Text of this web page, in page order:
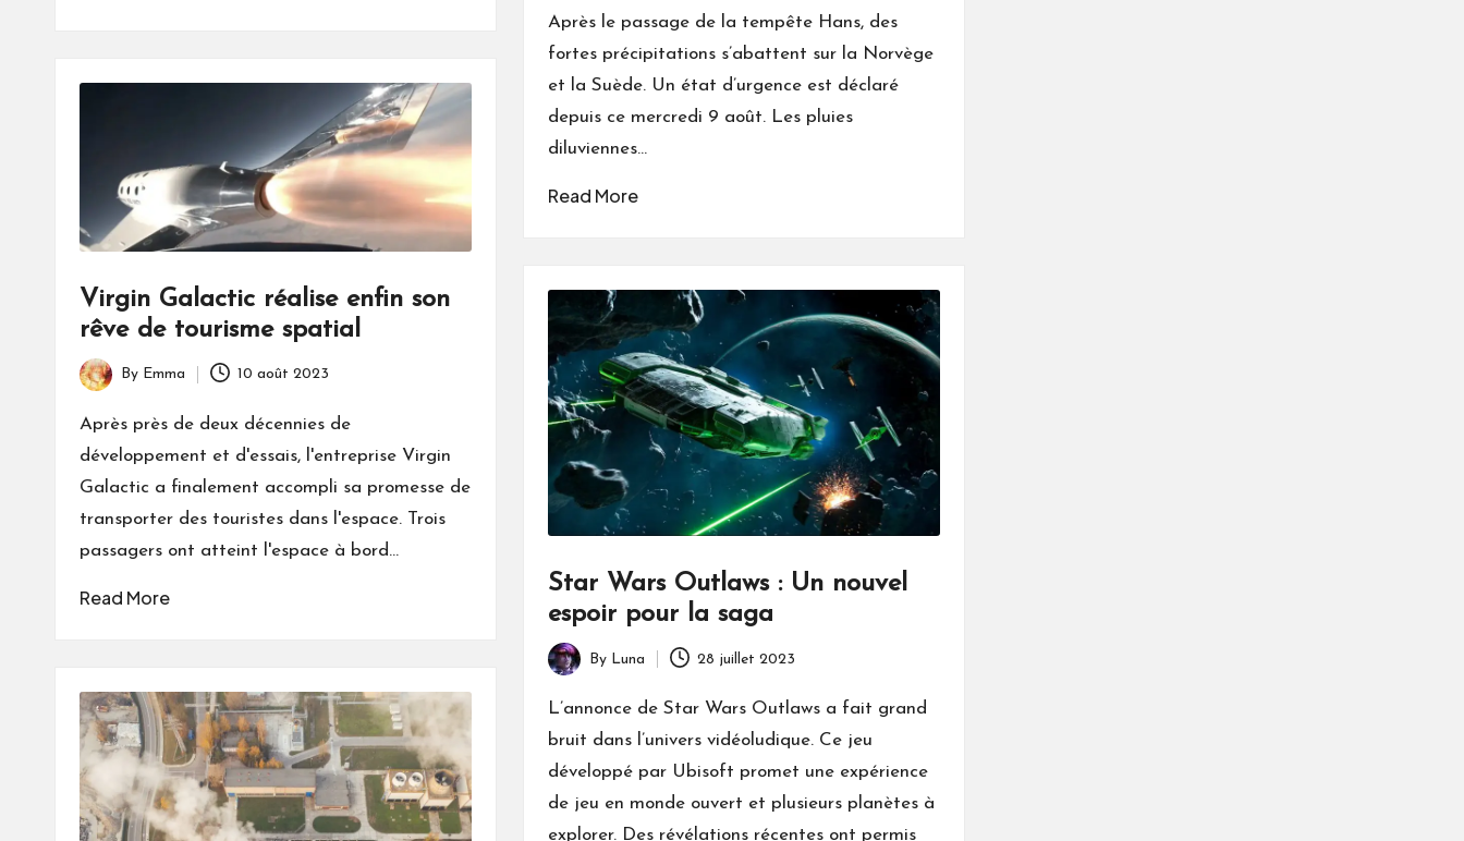
by
Après le passage de la tempête Hans, des
fortes précipitations s’abattent sur la Norvège
et la Suède. Un état d’urgence est déclaré
depuis ce mercredi 9 août. Les pluies
diluviennes…
Read More
Virgin Galactic réalise enfin son
rêve de tourisme spatial
Posted
by
By Emma 10 août 2023
Après près de deux décennies de
développement et d'essais, l'entreprise Virgin
Galactic a finalement accompli sa promesse de
transporter des touristes dans l'espace. Trois
passagers ont atteint l'espace à bord…
Read More
Star Wars Outlaws : Un nouvel
espoir pour la saga
Posted
by
By Luna 28 juillet 2023
L’annonce de Star Wars Outlaws a fait grand
bruit dans l’univers vidéoludique. Ce jeu
développé par Ubisoft promet une expérience
de jeu en monde ouvert et plusieurs planètes à
explorer. Des révélations récentes ont permis